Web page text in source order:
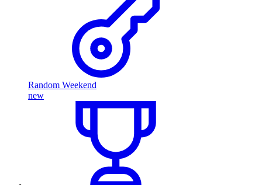
Random Weekend
new